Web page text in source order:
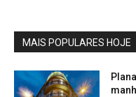
MAIS POPULARES HOJE